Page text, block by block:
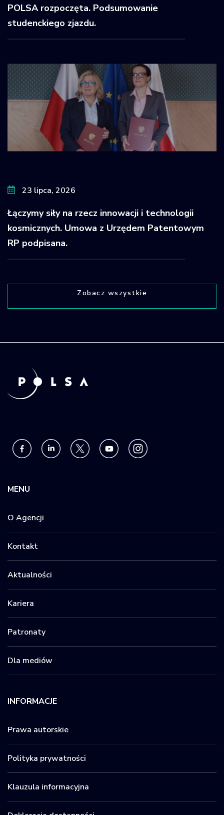
POLSA rozpoczęta. Podsumowanie
studenckiego zjazdu.
23 lipca, 2026
Łączymy siły na rzecz innowacji i technologii
kosmicznych. Umowa z Urzędem Patentowym
RP podpisana.
Zobacz wszystkie
MENU
O Agencji
Kontakt
Aktualności
Kariera
Patronaty
Dla mediów
INFORMACJE
Prawa autorskie
Polityka prywatności
Klauzula informacyjna